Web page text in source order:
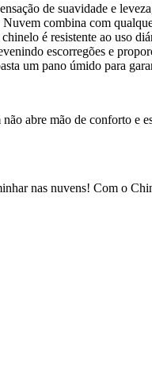
de suavidade e
combina com
é resistente ao uso
escorregões e
um pano úmido para
abre mão de conforto e
nas nuvens! Com o